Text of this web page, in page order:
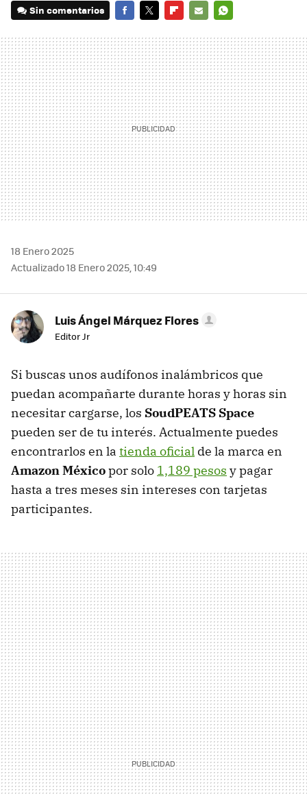
Sin comentarios
MAIL
18 Enero 2025
Actualizado 18 Enero 2025, 10:49
Luis Ángel Márquez Flores
Editor Jr
Si buscas unos audífonos inalámbricos que
puedan acompañarte durante horas y horas sin
necesitar cargarse, los SoudPEATS Space
pueden ser de tu interés. Actualmente puedes
encontrarlos en la tienda oficial de la marca en
Amazon Méxicopor solo 1,189 pesos y pagar
hasta a tres meses sin intereses con tarjetas
participantes.